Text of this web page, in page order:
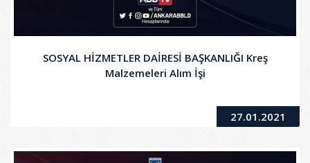
SOSYAL HİZMETLER DAİRESİ BAŞKANLIĞI Kreş
Malzemeleri Alım İşi
27.01.2021